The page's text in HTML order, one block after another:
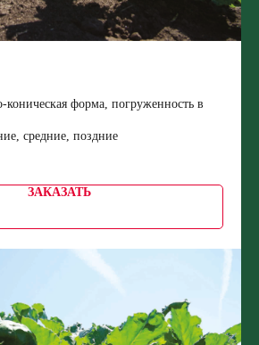
коническая форма, погруженность в
средние, поздние
ЗАКАЗАТЬ